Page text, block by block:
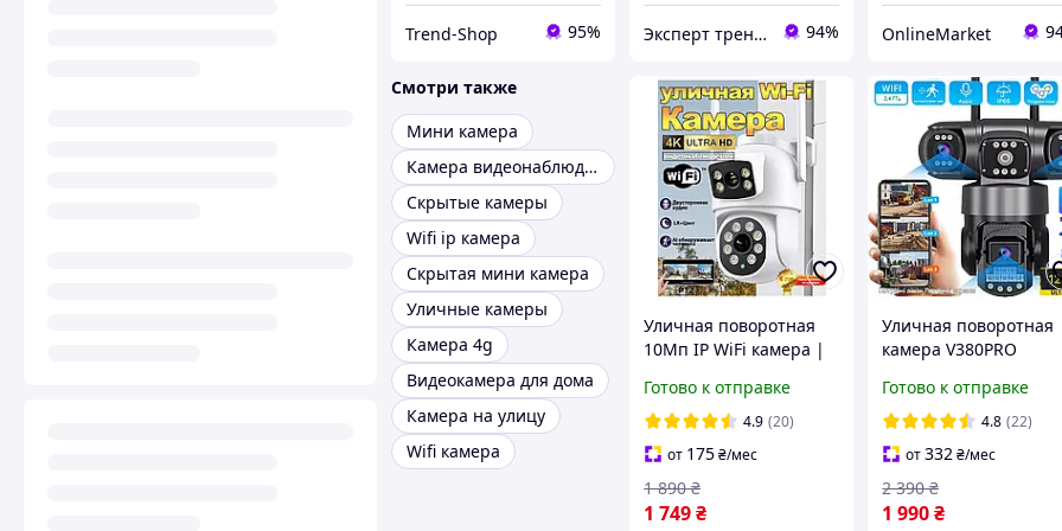
Trend-Shop 95% Эксперт трендовых товаров top-expert.com.ua 94% OnlineMarket
Смотри также
Мини камера
Камера видеонаблюденя
Скрытые камеры
Wifi ip камера
Скрытая мини камера
Уличные камеры
Камера 4g
Видеокамера для дома
Камера на улицу
Wifi камера
Уличная поворотная
10Мп IP WiFi камера |
обзор | Ночное
видение | IP66
Готово к отправке
4.9 (20)
от 175₴/мес
1 749₴
1 890 ₴
Уличная поворотная
камера V380PRO
линзы 12MP HD WIFI
PTZ 10X
Готово к отправке
4.8 (22)
от332₴/мес
1 990₴
2 390 ₴